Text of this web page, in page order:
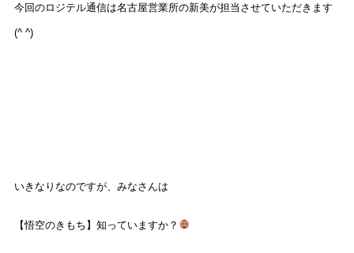
今回のロジテル通信は名古屋営業所の新美が担当させていただきます
(^ ^)
いきなりなのですが、みなさんは
【悟空のきもち】知っていますか？